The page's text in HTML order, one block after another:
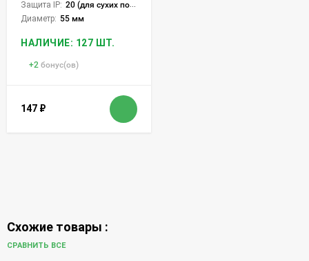
Защита IP: 20 (для сухих пом.)
Диаметр: 55 мм
НАЛИЧИЕ: 127 ШТ.
+2 бонус(ов)
147 ₽
Схожие товары :
СРАВНИТЬ ВСЕ